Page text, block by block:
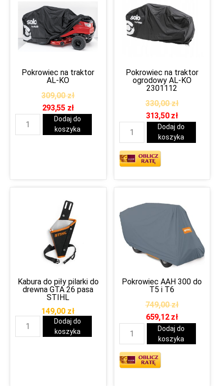
Pokrowiec na traktor
AL-KO
309,00zł
293,55 zł
Dodaj do
koszyka
Pokrowiec na traktor
ogrodowy AL-KO
2301112
330,00zł
313,50 zł
Dodaj do
koszyka
Kabura do piły pilarki do
drewna GTA 26 pasa
STIHL
149,00 zł
Dodaj do
koszyka
Pokrowiec AAH 300 do
T5 i T6
749,00zł
659,12 zł
Dodaj do
koszyka